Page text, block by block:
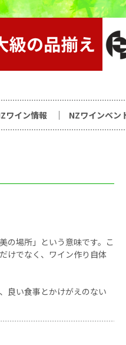
ワイン情報 NZワインベン
の場所」という意味です。こ
けでなく、ワイン作り自体
良い食事とかけがえのない